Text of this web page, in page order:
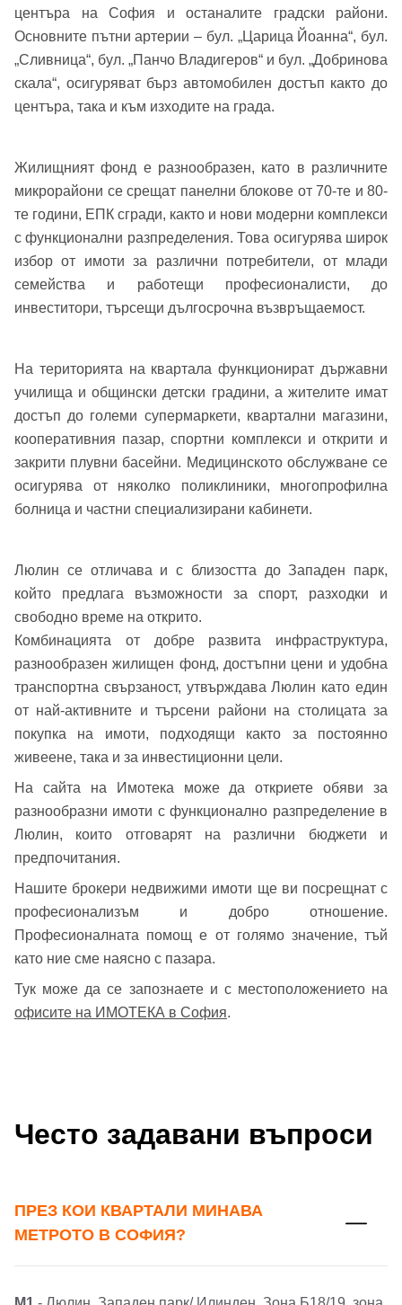
Добре дошъл!
Вход Регистрация
Имейл Адрес
Вход
Вход като гост
или използвай профил
Вход с Facebook
центъра на София и останалите градски райони.
Основните пътни артерии – бул. „Царица Йоанна“, бул.
„Сливница“, бул. „Панчо Владигеров“ и бул. „Добринова
скала“, осигуряват бърз автомобилен достъп както до
центъра, така и към изходите на града.
Жилищният фонд е разнообразен, като в различните
микрорайони се срещат панелни блокове от 70-те и 80-
те години, ЕПК сгради, както и нови модерни комплекси
с функционални разпределения. Това осигурява широк
избор от имоти за различни потребители, от млади
семейства и работещи професионалисти, до
инвеститори, търсещи дългосрочна възвръщаемост.
На територията на квартала функционират държавни
училища и общински детски градини, а жителите имат
достъп до големи супермаркети, квартални магазини,
кооперативния пазар, спортни комплекси и открити и
закрити плувни басейни. Медицинското обслужване се
осигурява от няколко поликлиники, многопрофилна
болница и частни специализирани кабинети.
Люлин се отличава и с близостта до Западен парк,
който предлага възможности за спорт, разходки и
свободно време на открито.
Комбинацията от добре развита инфраструктура,
разнообразен жилищен фонд, достъпни цени и удобна
транспортна свързаност, утвърждава Люлин като един
от най-активните и търсени райони на столицата за
покупка на имоти, подходящи както за постоянно
живеене, така и за инвестиционни цели.
На сайта на Имотека може да откриете обяви за
разнообразни имоти с функционално разпределение в
Люлин, които отговарят на различни бюджети и
предпочитания.
Нашите брокери недвижими имоти ще ви посрещнат с
професионализъм и добро отношение.
Професионалната помощ е от голямо значение, тъй
като ние сме наясно с пазара.
Тук може да се запознаете и с местоположението на
офисите на ИМОТЕКА в София.
Често задавани въпроси
ПРЕЗ КОИ КВАРТАЛИ МИНАВА
МЕТРОТО В СОФИЯ?
Име*
Имейл адрес*
Телефон*
Вашето запитване стигна до нас. Ще